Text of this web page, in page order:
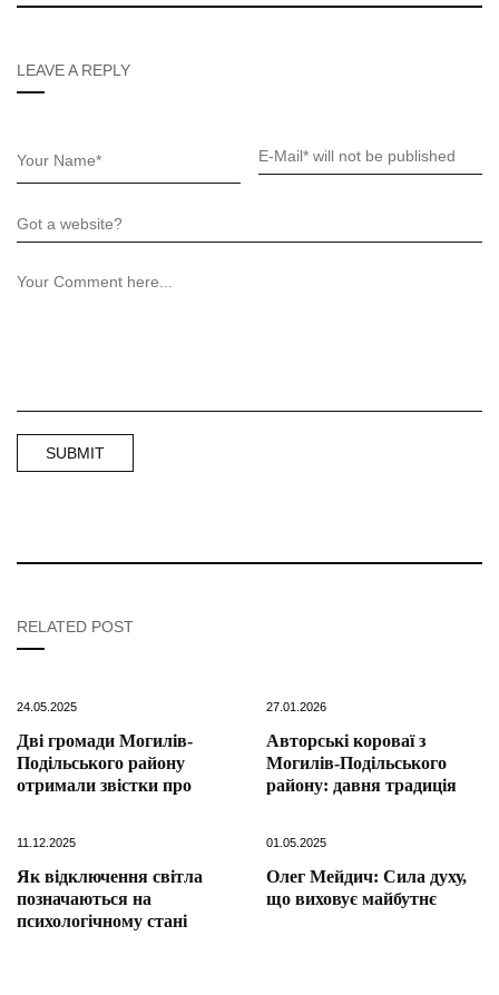
LEAVE A REPLY
RELATED POST
24.05.2025
Дві громади Могилів-
Подільського району
отримали звістки про
27.01.2026
Авторські короваї з
Могилів-Подільського
району: давня традиція
11.12.2025
Як відключення світла
позначаються на
психологічному стані
01.05.2025
Олег Мейдич: Сила духу,
що виховує майбутнє